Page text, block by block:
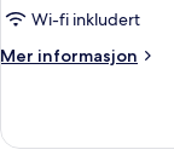
Wi-fi inkludert
Mer informasjon
Mer